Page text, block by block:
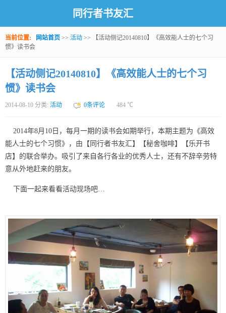
同行者书友汇
当前位置: 网站首页 >> 活动 >> 【活动侧记20140810】《高效能人士的七个习
惯》读书会
【活动侧记20140810】《高效能人士的七个习
惯》读书会
2014-08-10 分类: 活动 0条评论 484 ℃
2014年8月10日，每月一期的读书会如期举行，本期主题为《高效
能人士的七个习惯》，由【同行者书友汇】【秘舍咖啡】【乐开书
店】的联合举办。吸引了来自各行各业的优秀人士，还有不辞辛劳特
意从外地赶来的朋友。
下面一起来看看活动现场吧…